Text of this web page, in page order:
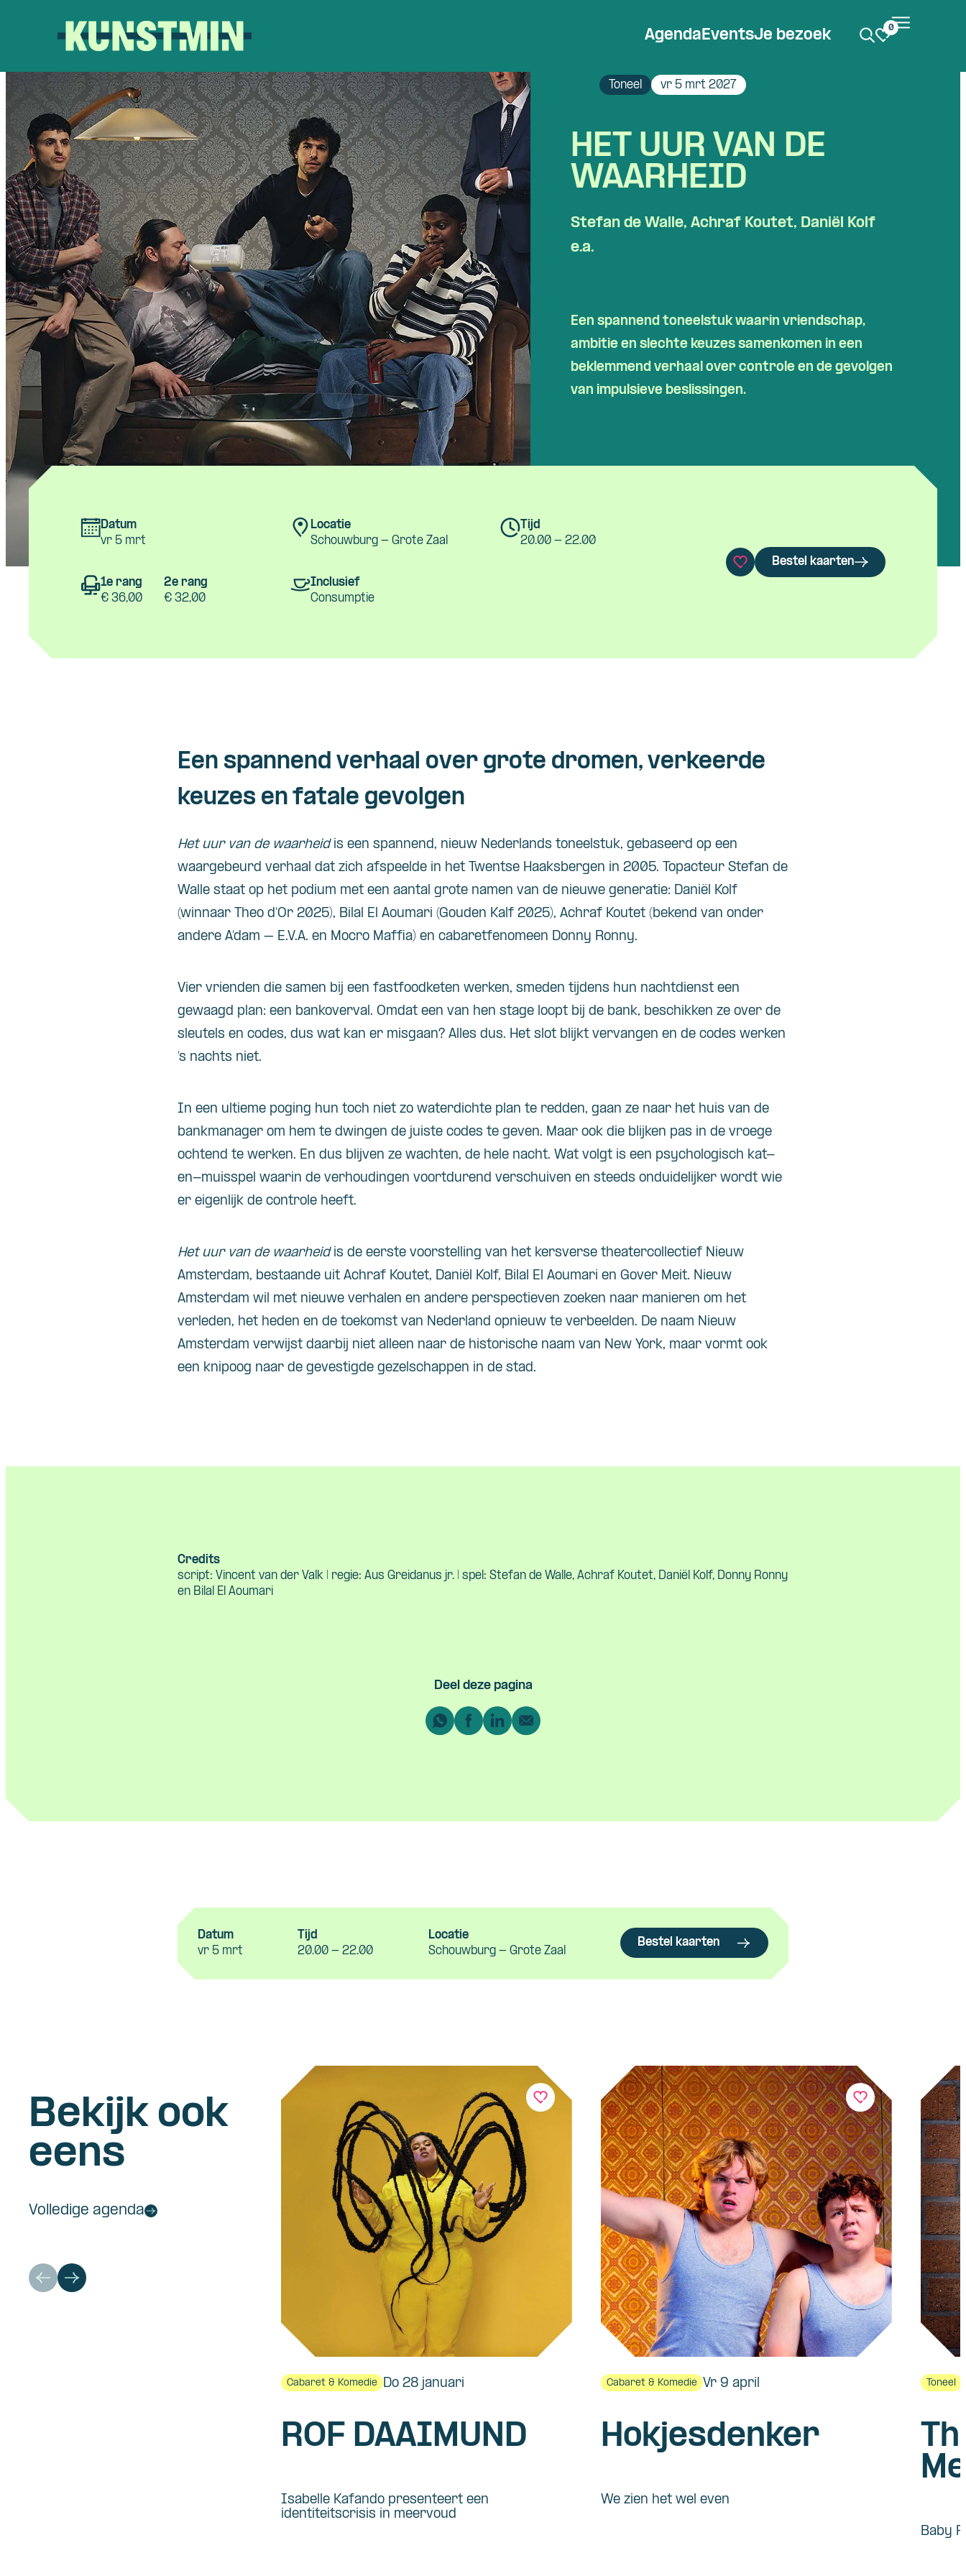
Skip navigatie
AgendaEventsJe bezoek 0
Toneel vr 5 mrt 2027
HET UUR VAN DE
WAARHEID
Stefan de Walle, Achraf Koutet, Daniël Kolf
e.a.
Een spannend toneelstuk waarin vriendschap,
ambitie en slechte keuzes samenkomen in een
beklemmend verhaal over controle en de gevolgen
van impulsieve beslissingen.
Datum
vr 5 mrt
Locatie
Schouwburg - Grote Zaal
Tijd
20.00 - 22.00
1e rang
€ 36,00
2e rang
€ 32,00
Inclusief
Consumptie
Bestel kaarten
Een spannend verhaal over grote dromen, verkeerde
keuzes en fatale gevolgen
Het uur van de waarheidis een spannend, nieuw Nederlands toneelstuk, gebaseerd op een
waargebeurd verhaal dat zich afspeelde in het Twentse Haaksbergen in 2005. Topacteur Stefan de
Walle staat op het podium met een aantal grote namen van de nieuwe generatie: Daniël Kolf
(winnaar Theo d’Or 2025), Bilal El Aoumari (Gouden Kalf 2025), Achraf Koutet (bekend van onder
andere A’dam – E.V.A. en Mocro Maffia) en cabaretfenomeen Donny Ronny.
Vier vrienden die samen bij een fastfoodketen werken, smeden tijdens hun nachtdienst een
gewaagd plan: een bankoverval. Omdat een van hen stage loopt bij de bank, beschikken ze over de
sleutels en codes, dus wat kan er misgaan? Alles dus. Het slot blijkt vervangen en de codes werken
’s nachts niet.
In een ultieme poging hun toch niet zo waterdichte plan te redden, gaan ze naar het huis van de
bankmanager om hem te dwingen de juiste codes te geven. Maar ook die blijken pas in de vroege
ochtend te werken. En dus blijven ze wachten, de hele nacht. Wat volgt is een psychologisch kat-
en-muisspel waarin de verhoudingen voortdurend verschuiven en steeds onduidelijker wordt wie
er eigenlijk de controle heeft.
Het uur van de waarheidis de eerste voorstelling van het kersverse theatercollectief Nieuw
Amsterdam, bestaande uit Achraf Koutet, Daniël Kolf, Bilal El Aoumari en Gover Meit. Nieuw
Amsterdam wil met nieuwe verhalen en andere perspectieven zoeken naar manieren om het
verleden, het heden en de toekomst van Nederland opnieuw te verbeelden. De naam Nieuw
Amsterdam verwijst daarbij niet alleen naar de historische naam van New York, maar vormt ook
een knipoog naar de gevestigde gezelschappen in de stad.
Credits
script: Vincent van der Valk | regie: Aus Greidanus jr. | spel: Stefan de Walle, Achraf Koutet, Daniël Kolf, Donny Ronny
en Bilal El Aoumari
Deel deze pagina
Datum
vr 5 mrt
Tijd
20.00 - 22.00
Locatie
Schouwburg - Grote Zaal
Bestel kaarten
Bekijk ook
eens
Volledige agenda
Cabaret & Komedie Do 28 januari
ROF DAAIMUND
Isabelle Kafando presenteert een
identiteitscrisis in meervoud
Cabaret & Komedie Vr 9 april
Hokjesdenker
We zien het wel even
Toneel
Baby